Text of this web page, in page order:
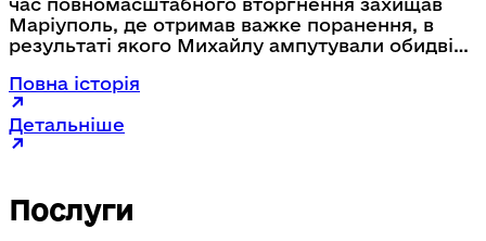
Маріуполь, де отримав важке поранення, в
результаті якого Михайлу ампутували обидві
повернувся до цивільного життя та працює
диспетчером у системі МВС диспетчером у
системі екстреної допомоги «112».
Повна історія
Детальніше
Послуги